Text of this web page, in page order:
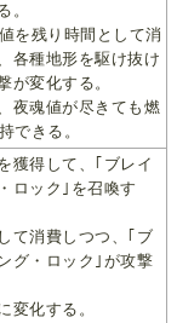
。
を残り時間として消
各種地形を駆け抜け
が変化する。
夜魂値が尽きても燃
できる。
獲得して、｢ブレイ
ロック｣を召喚す
て消費しつつ、｢ブ
グ・ロック｣が攻撃
変化する。